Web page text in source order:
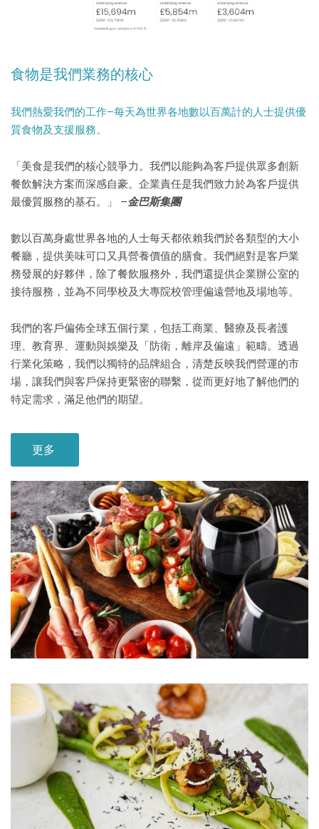
食物是我們業務的核心
我們熱愛我們的工作–每天為世界各地數以百萬計的人士提供優
質食物及支援服務。
「美食是我們的核心競爭力。我們以能夠為客戶提供眾多創新
餐飲解決方案而深感自豪。企業責任是我們致力於為客戶提供
最優質服務的基石。」 –金巴斯集團
數以百萬身處世界各地的人士每天都依賴我們於各類型的大小
餐廳，提供美味可口又具營養價值的膳食。我們絕對是客戶業
務發展的好夥伴，除了餐飲服務外，我們還提供企業辦公室的
接待服務，並為不同學校及大專院校管理偏遠營地及場地等。
我們的客戶偏佈全球五個行業，包括工商業、醫療及長者護
理、教育界、運動與娛樂及「防衛，離岸及偏遠」範疇。透過
行業化策略，我們以獨特的品牌組合，清楚反映我們營運的市
場，讓我們與客戶保持更緊密的聯繫，從而更好地了解他們的
特定需求，滿足他們的期望。
更多